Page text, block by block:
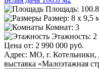
Площадь:
Размер: 8 х 9,5
Комнат: 3
Этажность: 2
Цена от: 2 990 000 руб.
Адрес: МО, г. Котельники,
выставка «Малоэтажная